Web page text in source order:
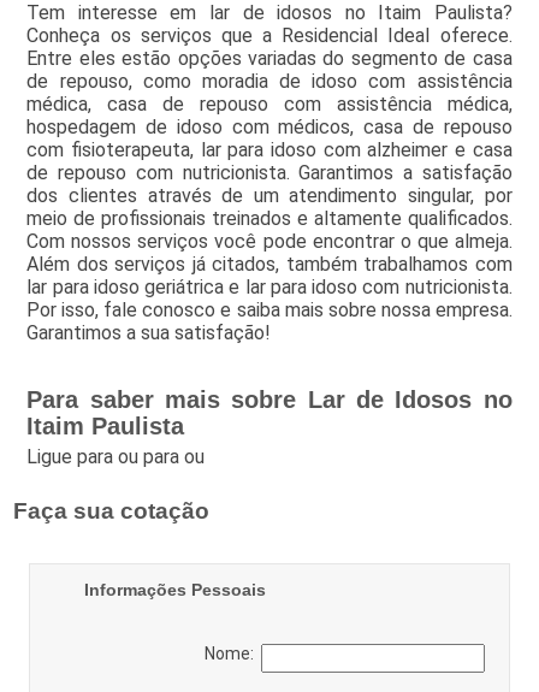
Tem interesse em lar de idosos no Itaim Paulista?
Conheça os serviços que a Residencial Ideal oferece.
Entre eles estão opções variadas do segmento de casa
de repouso, como moradia de idoso com assistência
médica, casa de repouso com assistência médica,
hospedagem de idoso com médicos, casa de repouso
com fisioterapeuta, lar para idoso com alzheimer e casa
de repouso com nutricionista. Garantimos a satisfação
dos clientes através de um atendimento singular, por
meio de profissionais treinados e altamente qualificados.
Com nossos serviços você pode encontrar o que almeja.
Além dos serviços já citados, também trabalhamos com
lar para idoso geriátrica e lar para idoso com nutricionista.
Por isso, fale conosco e saiba mais sobre nossa empresa.
Garantimos a sua satisfação!
Para saber mais sobre Lar de Idosos no
Itaim Paulista
Ligue paraou paraou
Faça sua cotação
Informações Pessoais
Nome: